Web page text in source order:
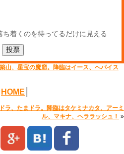
着くのを待ってるだけに見える
投票
山、星宝の魔窟。降臨はイース、ヘパイス
HOME
ラ、たまドラ。降臨はタケミナカタ、アーミ
ル、マキナ、ヘララッシュ！ »